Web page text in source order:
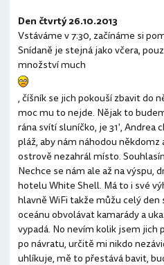
Den čtvrtý 26.10.2013
Vstáváme v 7:30, začínáme si
Snídaně je stejná jako včera,
množství much
, číšník se jich pokouší zbavit do
moc mu to nejde. Nějak to
rána svítí sluníčko, je 31', Andrea
pláž, aby nám náhodou
ostrově nezahrál místo.
Nechce se nám ale až na výspu,
hotelu White Shell. Má to i své
hlavně WiFi takže můžu celý den
oceánu obvolávat kamarády a
vypadá. No nevím kolik jsem jich
po návratu, určitě mi nikdo
uhlíkuje, mě to přestává bavit,